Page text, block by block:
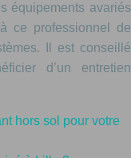
équipements avariés
ce professionnel de
Il est conseillé
d’un entretien
hors sol pour votre